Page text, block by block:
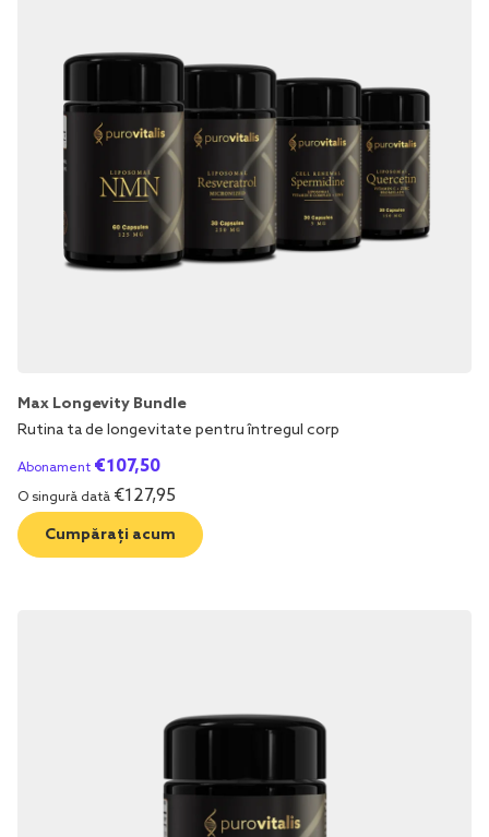
Max Longevity Bundle
Rutina ta de longevitate pentru întregul corp
Abonament €107,50
O singură dată €127,95
Cumpărați acum